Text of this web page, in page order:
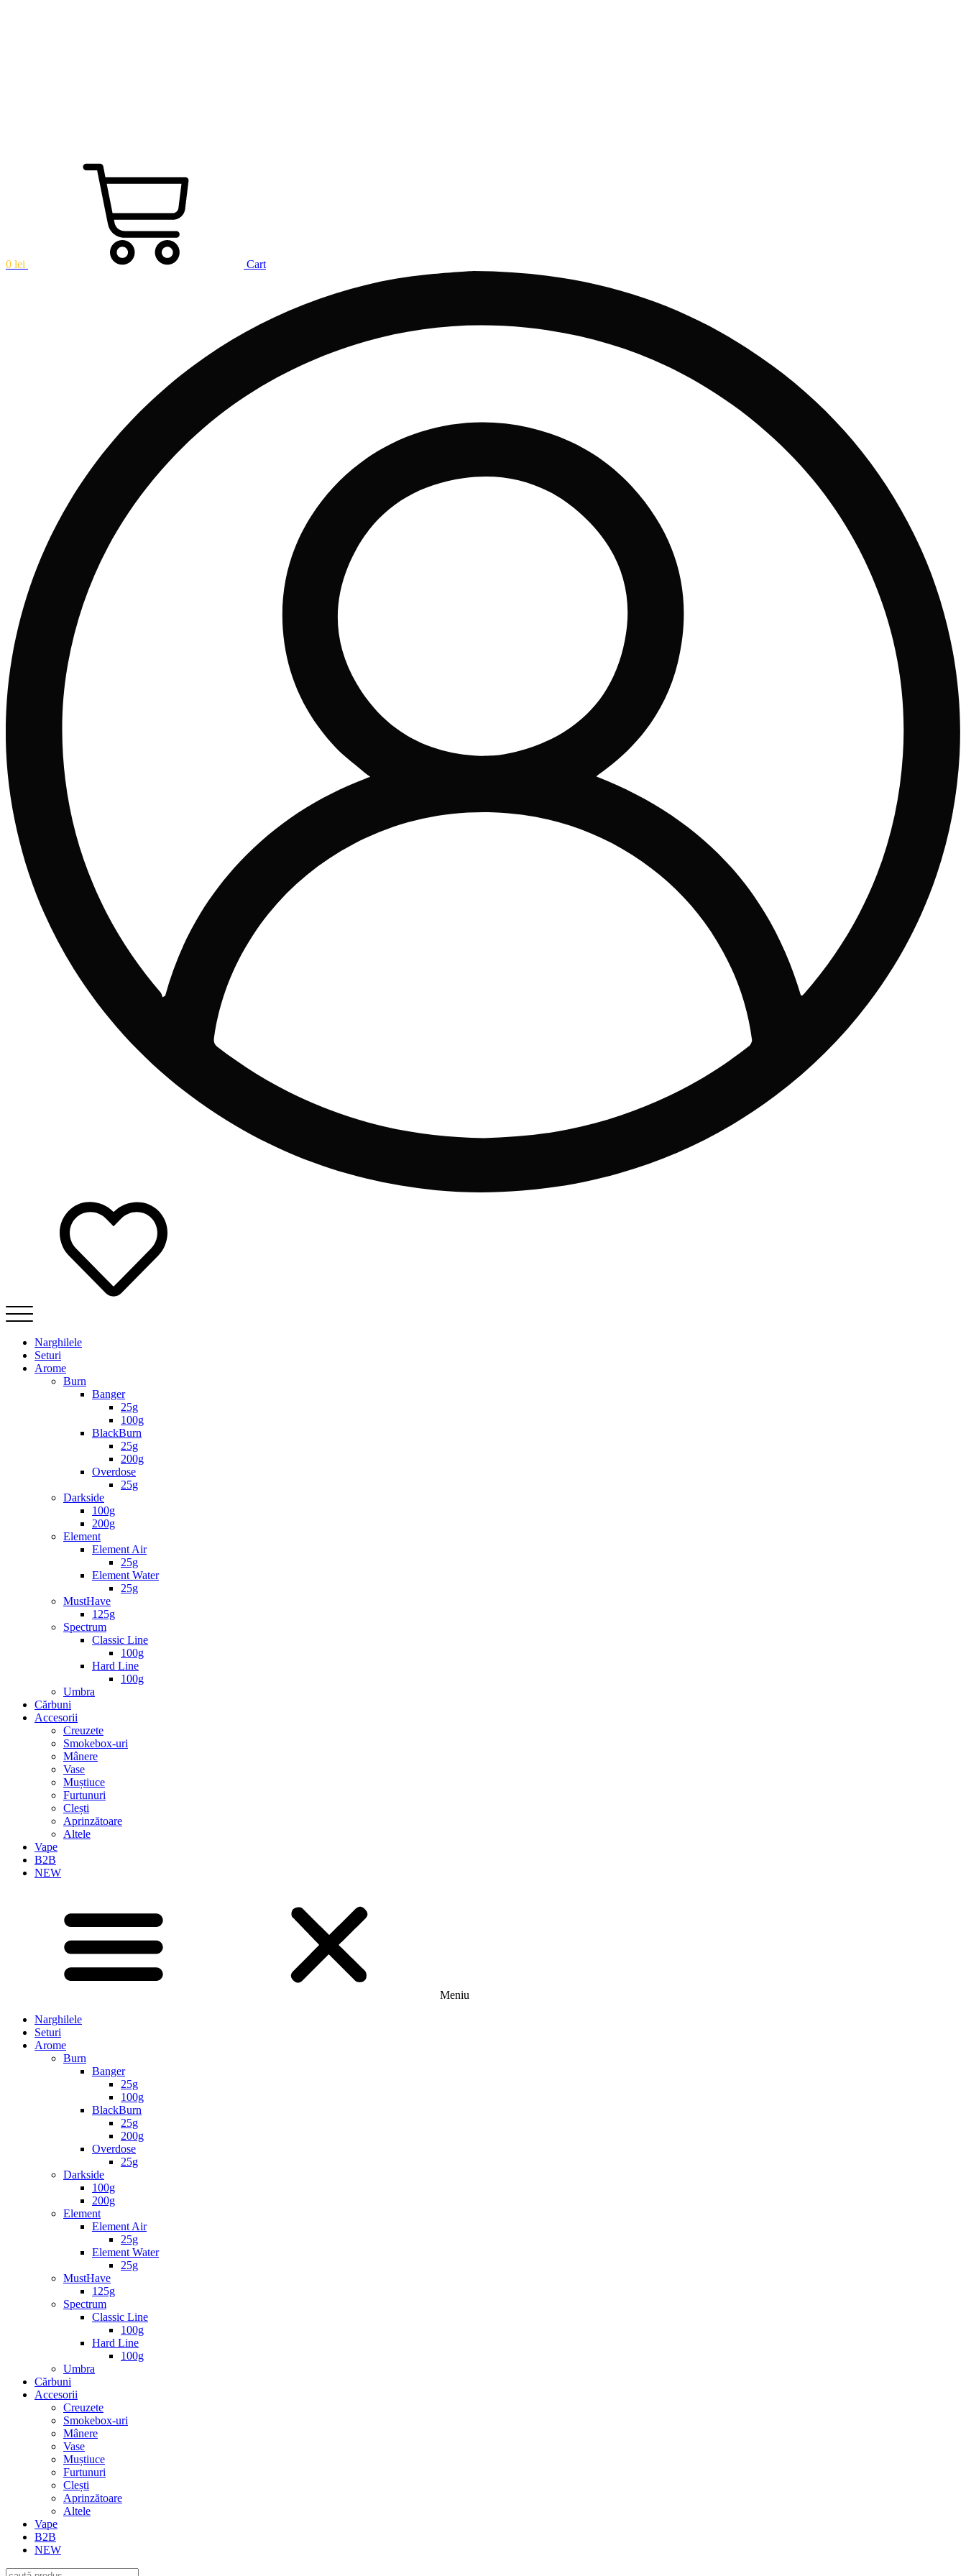
0 lei Cart
Narghilele
Seturi
Arome
Burn
Banger
25g
100g
BlackBurn
25g
200g
Overdose
25g
Darkside
100g
200g
Element
Element Air
25g
Element Water
25g
MustHave
125g
Spectrum
Classic Line
100g
Hard Line
100g
Umbra
Cărbuni
Accesorii
Creuzete
Smokebox-uri
Mânere
Vase
Muștiuce
Furtunuri
Clești
Aprinzătoare
Altele
Vape
B2B
NEW
Meniu
Narghilele
Seturi
Arome
Burn
Banger
25g
100g
BlackBurn
25g
200g
Overdose
25g
Darkside
100g
200g
Element
Element Air
25g
Element Water
25g
MustHave
125g
Spectrum
Classic Line
100g
Hard Line
100g
Umbra
Cărbuni
Accesorii
Creuzete
Smokebox-uri
Mânere
Vase
Muștiuce
Furtunuri
Clești
Aprinzătoare
Altele
Vape
B2B
NEW